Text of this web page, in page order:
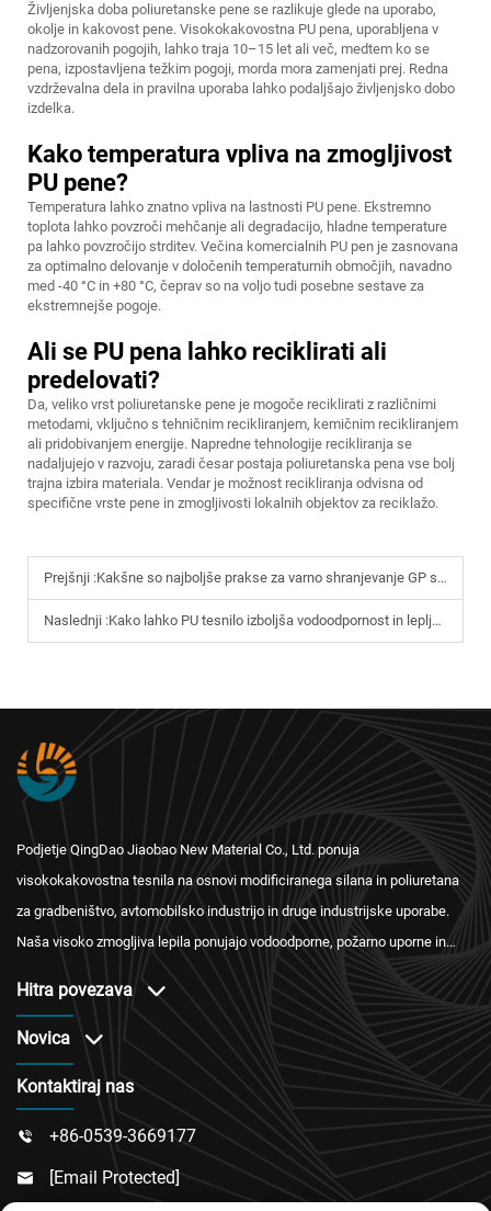
Življenjska doba poliuretanske pene se razlikuje glede na uporabo,
okolje in kakovost pene. Visokokakovostna PU pena, uporabljena v
nadzorovanih pogojih, lahko traja 10–15 let ali več, medtem ko se
pena, izpostavljena težkim pogoji, morda mora zamenjati prej. Redna
vzdrževalna dela in pravilna uporaba lahko podaljšajo življenjsko dobo
izdelka.
Kako temperatura vpliva na zmogljivost
PU pene?
Temperatura lahko znatno vpliva na lastnosti PU pene. Ekstremno
toplota lahko povzroči mehčanje ali degradacijo, hladne temperature
pa lahko povzročijo strditev. Večina komercialnih PU pen je zasnovana
za optimalno delovanje v določenih temperaturnih območjih, navadno
med -40 °C in +80 °C, čeprav so na voljo tudi posebne sestave za
ekstremnejše pogoje.
Ali se PU pena lahko reciklirati ali
predelovati?
Da, veliko vrst poliuretanske pene je mogoče reciklirati z različnimi
metodami, vključno s tehničnim recikliranjem, kemičnim recikliranjem
ali pridobivanjem energije. Napredne tehnologije recikliranja se
nadaljujejo v razvoju, zaradi česar postaja poliuretanska pena vse bolj
trajna izbira materiala. Vendar je možnost recikliranja odvisna od
specifične vrste pene in zmogljivosti lokalnih objektov za reciklažo.
Prejšnji :Kakšne so najboljše prakse za varno shranjevanje GP silikonskega tesnila?
Naslednji :Kako lahko PU tesnilo izboljša vodoodpornost in lepljenje?
Podjetje QingDao Jiaobao New Material Co., Ltd. ponuja
visokokakovostna tesnila na osnovi modificiranega silana in poliuretana
za gradbeništvo, avtomobilsko industrijo in druge industrijske uporabe.
Naša visoko zmogljiva lepila ponujajo vodoodporne, požarno uporne in
servisom po prodaji.
Hitra povezava
Novica
Kontaktiraj nas
 +86-0539-3669177

[email Protected]